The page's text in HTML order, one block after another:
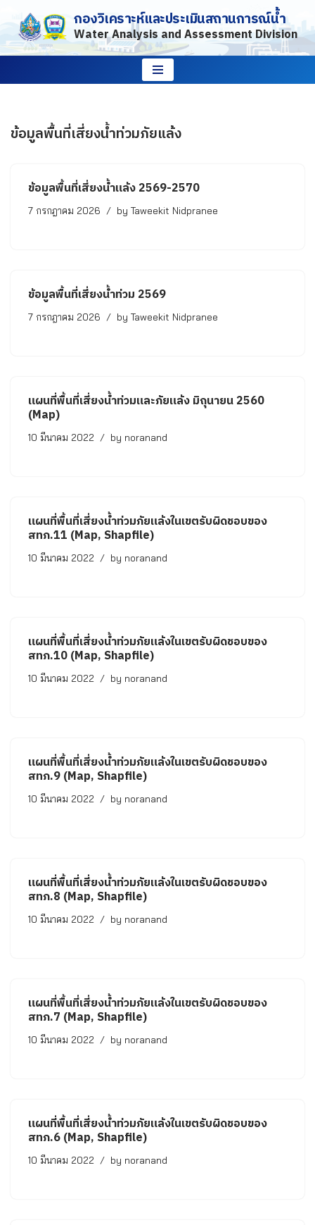
Skip
to
กองวิเคราะห์และประเมินสถานการณ์น้ำ
Water Analysis and Assessment Division
ข้อมูลพื้นที่เสี่ยงน้ำท่วมภัยแล้ง
ข้อมูลพื้นที่เสี่ยงน้ำแล้ง 2569-2570
7 กรกฎาคม 2026 by Taweekit Nidpranee
ข้อมูลพื้นที่เสี่ยงน้ำท่วม 2569
7 กรกฎาคม 2026 by Taweekit Nidpranee
แผนที่พื้นที่เสี่ยงน้ำท่วมและภัยแล้ง มิถุนายน 2560
(Map)
10 มีนาคม 2022 by noranand
แผนที่พื้นที่เสี่ยงน้ำท่วมภัยแล้งในเขตรับผิดชอบของ
สทภ.11 (Map, Shapfile)
10 มีนาคม 2022 by noranand
แผนที่พื้นที่เสี่ยงน้ำท่วมภัยแล้งในเขตรับผิดชอบของ
สทภ.10 (Map, Shapfile)
10 มีนาคม 2022 by noranand
แผนที่พื้นที่เสี่ยงน้ำท่วมภัยแล้งในเขตรับผิดชอบของ
สทภ.9 (Map, Shapfile)
10 มีนาคม 2022 by noranand
แผนที่พื้นที่เสี่ยงน้ำท่วมภัยแล้งในเขตรับผิดชอบของ
สทภ.8 (Map, Shapfile)
10 มีนาคม 2022 by noranand
แผนที่พื้นที่เสี่ยงน้ำท่วมภัยแล้งในเขตรับผิดชอบของ
สทภ.7 (Map, Shapfile)
10 มีนาคม 2022 by noranand
แผนที่พื้นที่เสี่ยงน้ำท่วมภัยแล้งในเขตรับผิดชอบของ
สทภ.6 (Map, Shapfile)
10 มีนาคม 2022 by noranand